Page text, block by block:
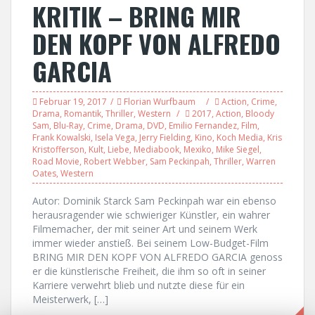
KRITIK – BRING MIR
DEN KOPF VON ALFREDO
GARCIA
Februar 19, 2017 Florian Wurfbaum Action, Crime,
Drama, Romantik, Thriller, Western 2017, Action, Bloody
Sam, Blu-Ray, Crime, Drama, DVD, Emilio Fernandez, Film,
Frank Kowalski, Isela Vega, Jerry Fielding, Kino, Koch Media, Kris
Kristofferson, Kult, Liebe, Mediabook, Mexiko, Mike Siegel,
Road Movie, Robert Webber, Sam Peckinpah, Thriller, Warren
Oates, Western
Autor: Dominik Starck Sam Peckinpah war ein ebenso
herausragender wie schwieriger Künstler, ein wahrer
Filmemacher, der mit seiner Art und seinem Werk
immer wieder anstieß. Bei seinem Low-Budget-Film
BRING MIR DEN KOPF VON ALFREDO GARCIA genoss
er die künstlerische Freiheit, die ihm so oft in seiner
Karriere verwehrt blieb und nutzte diese für ein
Meisterwerk, […]